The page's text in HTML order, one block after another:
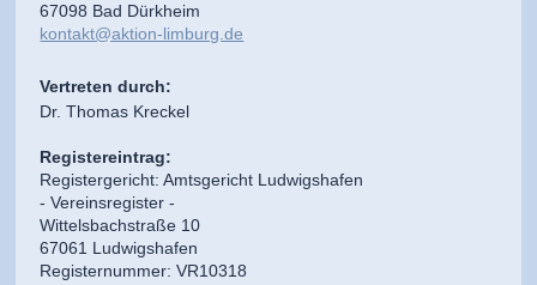
67098 Bad Dürkheim
kontakt@aktion-limburg.de
Vertreten durch:
Dr. Thomas Kreckel
Registereintrag:
Registergericht: Amtsgericht Ludwigshafen
- Vereinsregister -
Wittelsbachstraße 10
67061 Ludwigshafen
Registernummer: VR10318